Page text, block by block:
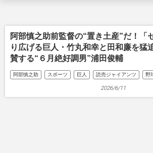
阿部慎之助前監督の“置き土産”だ！「
り広げる巨人・竹丸和幸と田和廉を猛
賛する“６月絶好調男”浦田俊輔
阿部慎之助 スポーツ 巨人 読売ジャイアンツ 野
2026/6/11